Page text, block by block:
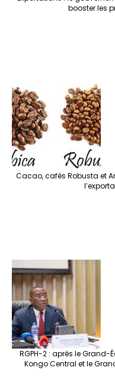
booster les
Cacao, cafés Robusta et
RGPH-2 : après le
Kongo Central et le